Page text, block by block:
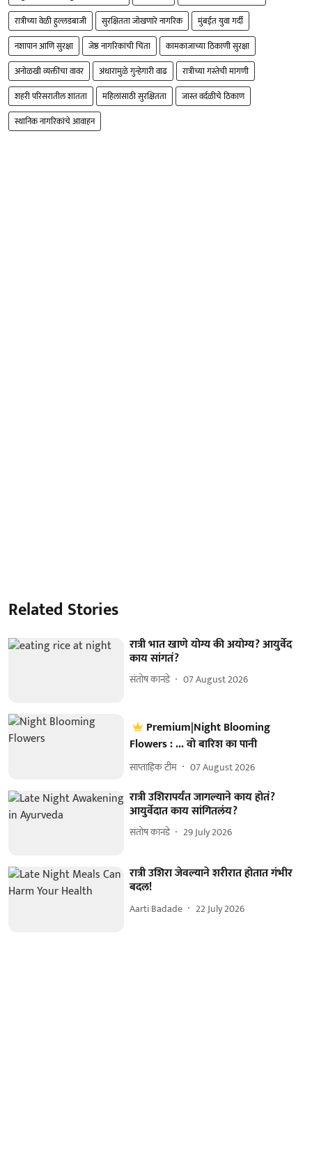
रात्रीच्या वेळी हुल्लडबाजी
सुरक्षितता जोखणारे नागरिक
मुंबईत युवा गर्दी
नशापान आणि सुरक्षा
जेष्ठ नागरिकांची चिंता
कामकाजाच्या ठिकाणी सुरक्षा
अनोळखी व्यक्तींचा वावर
अंधारामुळे गुन्हेगारी वाढ
रात्रीच्या गस्तेची मागणी
शहरी परिसरातील शांतता
महिलांसाठी सुरक्षितता
जास्त वर्दळीचे ठिकाण
स्थानिक नागरिकांचे आवाहन
Related Stories
रात्री भात खाणे योग्य की अयोग्य? आयुर्वेद
काय सांगतं?
संतोष कानडे 07 August 2026
Premium|Night Blooming
Flowers : ... वो बारिश का पानी
साप्ताहिक टीम 07 August 2026
रात्री उशिरापर्यंत जागल्याने काय होतं?
आयुर्वेदात काय सांगितलंय?
संतोष कानडे 29 July 2026
रात्री उशिरा जेवल्याने शरीरात होतात गंभीर
बदल!
Aarti Badade 22 July 2026